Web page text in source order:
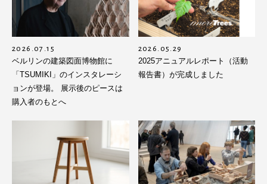
2026.07.15
ベルリンの建築図面博物館に
「TSUMIKI」のインスタレーシ
ョンが登場。 展示後のピースは
購入者のもとへ
2026.05.29
2025アニュアルレポート（活動
報告書）が完成しました